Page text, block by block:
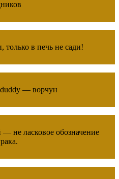
только в печь не сади!
— ворчун
не ласковое обозначение